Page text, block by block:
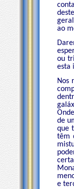
ao
ou
esta
Nos
de
que
têm
e